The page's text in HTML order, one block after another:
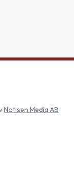
Notisen Media AB